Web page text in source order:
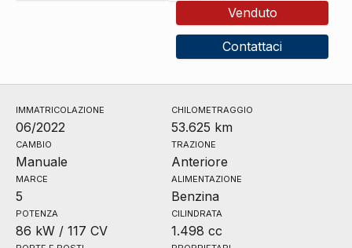
Venduto
Contattaci
IMMATRICOLAZIONE
06/2022
CHILOMETRAGGIO
53.625 km
CAMBIO
Manuale
TRAZIONE
Anteriore
MARCE
5
ALIMENTAZIONE
Benzina
POTENZA
86 kW / 117 CV
CILINDRATA
1.498 cc